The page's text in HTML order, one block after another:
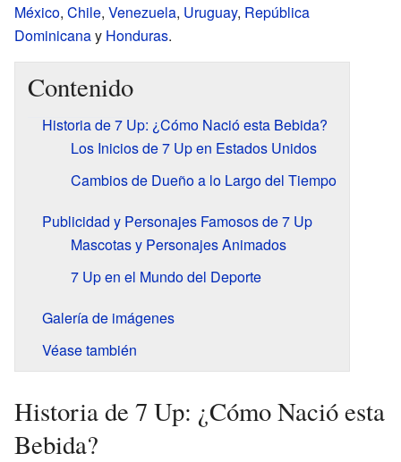
México, Chile, Venezuela, Uruguay, República
Dominicanay Honduras.
Contenido
Historia de 7 Up: ¿Cómo Nació esta Bebida?
Los Inicios de 7 Up en Estados Unidos
Cambios de Dueño a lo Largo del Tiempo
Publicidad y Personajes Famosos de 7 Up
Mascotas y Personajes Animados
7 Up en el Mundo del Deporte
Galería de imágenes
Véase también
Historia de 7 Up: ¿Cómo Nació esta
Bebida?